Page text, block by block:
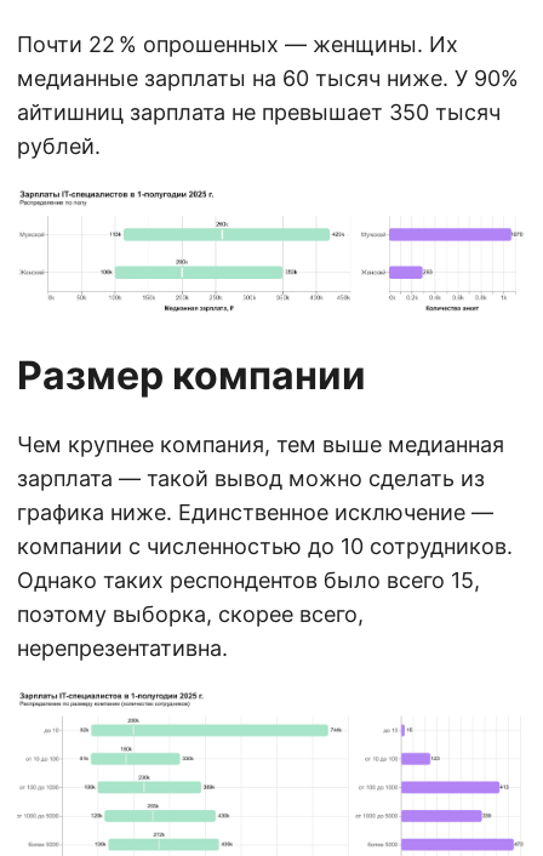
Почти 22 % опрошенных — женщины. Их
медианные зарплаты на 60 тысяч ниже. У 90%
айтишниц зарплата не превышает 350 тысяч
рублей.
Размер компании
Чем крупнее компания, тем выше медианная
зарплата — такой вывод можно сделать из
графика ниже. Единственное исключение —
компании с численностью до 10 сотрудников.
Однако таких респондентов было всего 15,
поэтому выборка, скорее всего,
нерепрезентативна.